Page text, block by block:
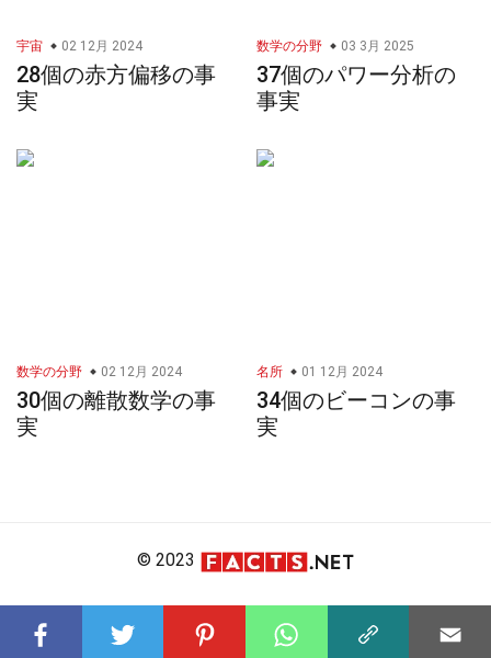
宇宙 02 12月 2024
28個の赤方偏移の事
実
数学の分野 03 3月 2025
37個のパワー分析の
事実
数学の分野 02 12月 2024
30個の離散数学の事
実
名所 01 12月 2024
34個のビーコンの事
実
© 2023
About Us Editorial Policy
Meet the Team